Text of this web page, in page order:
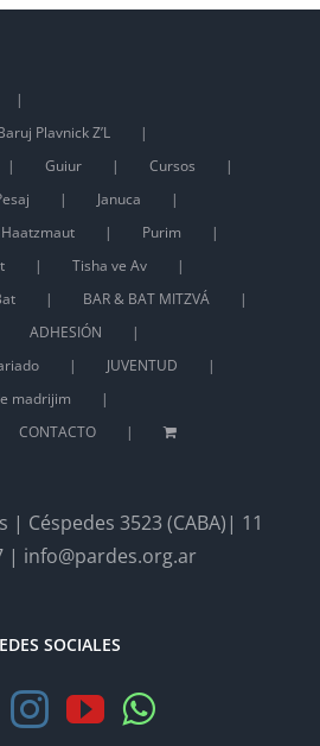
Plavnick Z’L
Guiur
Cursos
Januca
Purim
Tisha ve Av
BAR & BAT MITZVÁ
ADHESIÓN
JUVENTUD
madrijim
CONTACTO
| Céspedes 3523 (CABA)| 11
| info@pardes.org.ar
SOCIALES